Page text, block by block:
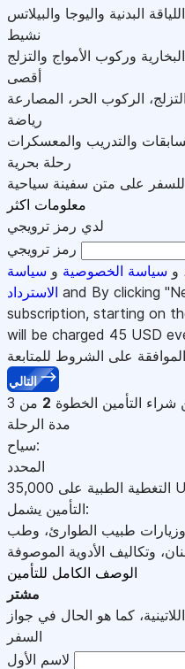
نشيط
وركوب الأمواج والتزلج
أقصى
الركوب الحر، المصارعة
رياضة
والتدريب والمعسكرات
رحلة بحرية
للسفر على متن سفينة سياحية
معلومات اكثر
لدي رمز ترويجي
رمز ترويجي
و سياسة الخصوصية و سياسة
الاسترداد and By clicking
subscription, starting on
will be charged 45 USD
على الشروط للمتابعة
التالي
التأمين الخطوة 2 من 3
مدة الرحلة
سياح:
المحدد
التغطية الطبية على 35,000
التأمين يشمل:
وزيارات طبيب الطوارئ، وطب
وتكاليف الأدوية الموصوفة
الوصف الكامل للتأمين
مشتر
كما هو الحال في جواز
السفر
لاسم الأول